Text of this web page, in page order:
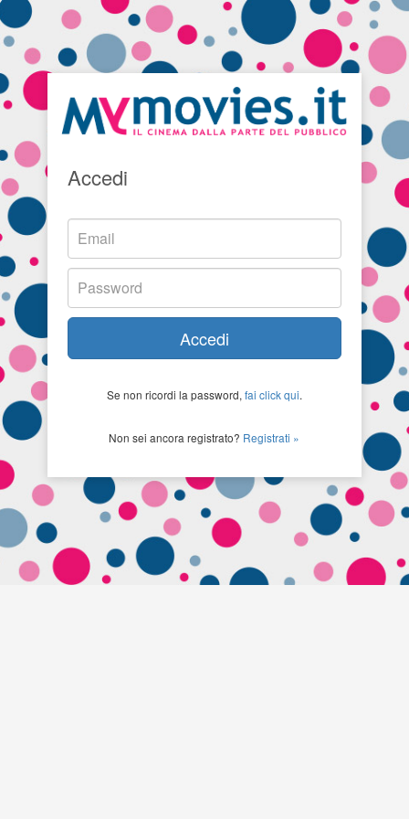
Accedi
Accedi
Se non ricordi la password, fai click qui.
Non sei ancora registrato? Registrati »